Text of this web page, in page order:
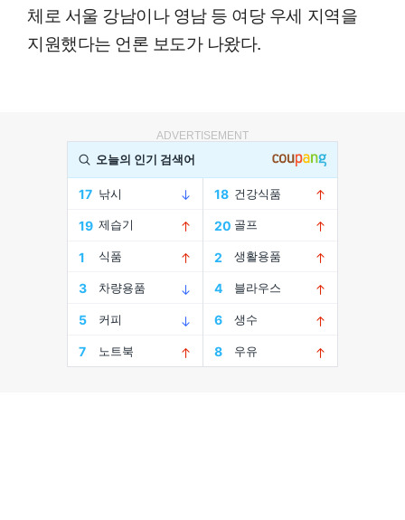
체로 서울 강남이나 영남 등 여당 우세 지역을
지원했다는 언론 보도가 나왔다.
ADVERTISEMENT